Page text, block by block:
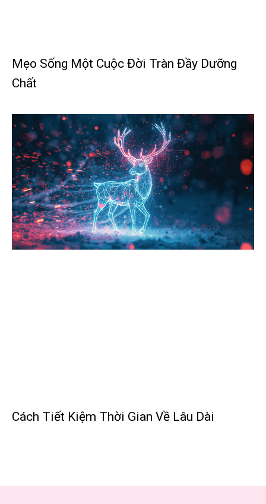
Mẹo Sống Một Cuộc Đời Tràn Đầy Dưỡng
Chất
Cách Tiết Kiệm Thời Gian Về Lâu Dài